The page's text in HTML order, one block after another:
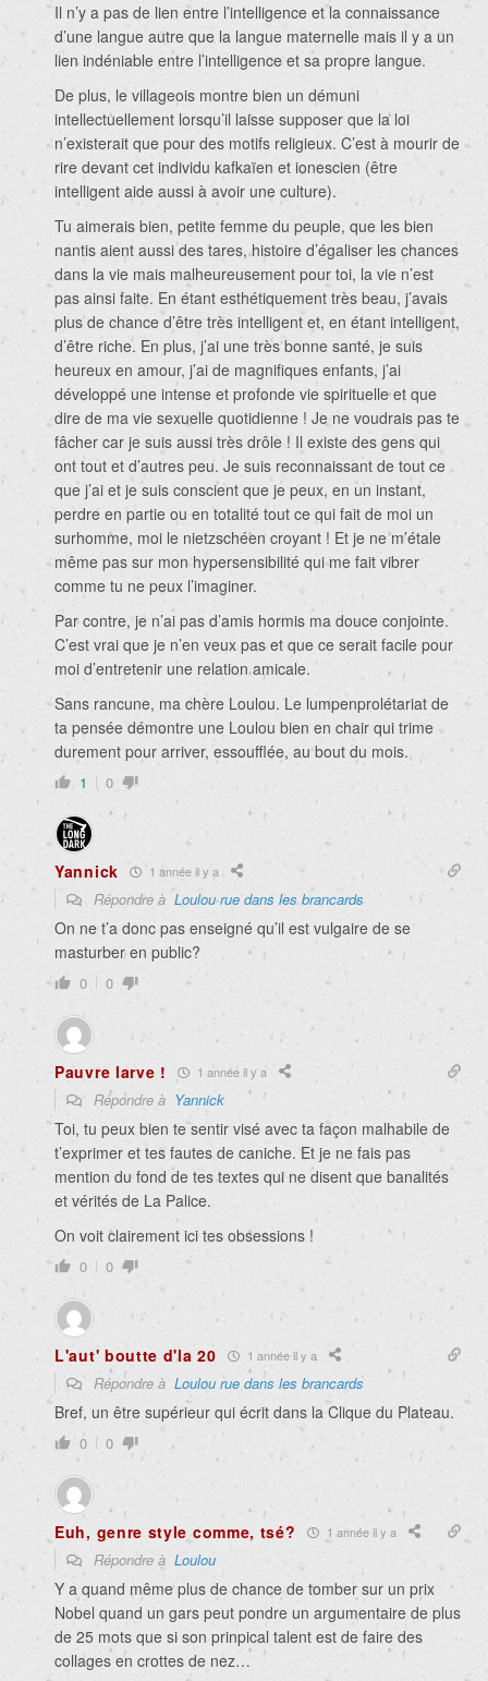
Il n’y a pas de lien entre l’intelligence et la connaissance
d’une langue autre que la langue maternelle mais il y a un
lien indéniable entre l’intelligence et sa propre langue.
De plus, le villageois montre bien un démuni
intellectuellement lorsqu’il laisse supposer que la loi
n’existerait que pour des motifs religieux. C’est à mourir de
rire devant cet individu kafkaïen et ionescien (être
intelligent aide aussi à avoir une culture).
Tu aimerais bien, petite femme du peuple, que les bien
nantis aient aussi des tares, histoire d’égaliser les chances
dans la vie mais malheureusement pour toi, la vie n’est
pas ainsi faite. En étant esthétiquement très beau, j’avais
plus de chance d’être très intelligent et, en étant intelligent,
d’être riche. En plus, j’ai une très bonne santé, je suis
heureux en amour, j’ai de magnifiques enfants, j’ai
développé une intense et profonde vie spirituelle et que
dire de ma vie sexuelle quotidienne ! Je ne voudrais pas te
fâcher car je suis aussi très drôle ! Il existe des gens qui
ont tout et d’autres peu. Je suis reconnaissant de tout ce
que j’ai et je suis conscient que je peux, en un instant,
perdre en partie ou en totalité tout ce qui fait de moi un
surhomme, moi le nietzschéen croyant ! Et je ne m’étale
même pas sur mon hypersensibilité qui me fait vibrer
comme tu ne peux l’imaginer.
Par contre, je n’ai pas d’amis hormis ma douce conjointe.
C’est vrai que je n’en veux pas et que ce serait facile pour
moi d’entretenir une relation amicale.
Sans rancune, ma chère Loulou. Le lumpenprolétariat de
ta pensée démontre une Loulou bien en chair qui trime
durement pour arriver, essoufflée, au bout du mois.
1 0
Yannick 1 année il y a
Répondre à Loulou rue dans les brancards
On ne t’a donc pas enseigné qu’il est vulgaire de se
masturber en public?
0 0
Pauvre larve ! 1 année il y a
Répondre à Yannick
Toi, tu peux bien te sentir visé avec ta façon malhabile de
t’exprimer et tes fautes de caniche. Et je ne fais pas
mention du fond de tes textes qui ne disent que banalités
et vérités de La Palice.
On voit clairement ici tes obsessions !
0 0
L'aut' boutte d'la 20 1 année il y a
Répondre à Loulou rue dans les brancards
Bref, un être supérieur qui écrit dans la Clique du Plateau.
0 0
Euh, genre style comme, tsé? 1 année il y a
Répondre à Loulou
Y a quand même plus de chance de tomber sur un prix
Nobel quand un gars peut pondre un argumentaire de plus
de 25 mots que si son prinpical talent est de faire des
collages en crottes de nez…